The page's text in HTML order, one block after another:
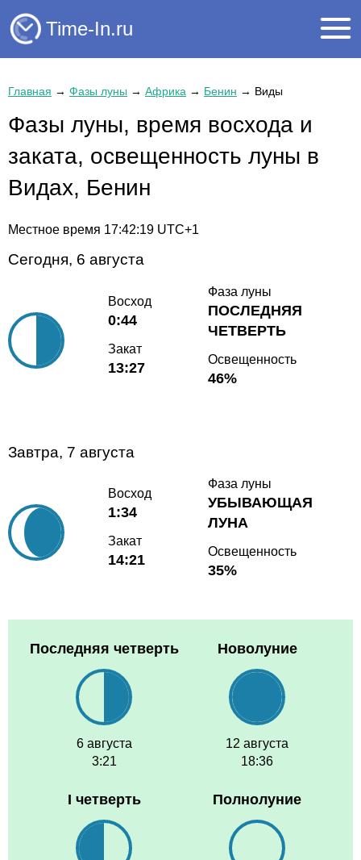
Time-In.ru
Главная → Фазы луны → Африка → Бенин → Виды
Фазы луны, время восхода и
заката, освещенность луны в
Видах, Бенин
Местное время 17:42:20 UTC+1
Сегодня, 6 августа
Восход
0:44
Закат
13:27
Фаза луны
ПОСЛЕДНЯЯ
ЧЕТВЕРТЬ
Освещенность
46%
Завтра, 7 августа
Восход
1:34
Закат
14:21
Фаза луны
УБЫВАЮЩАЯ
ЛУНА
Освещенность
35%
Последняя четверть
6 августа
3:21
Новолуние
12 августа
18:36
I четверть Полнолуние